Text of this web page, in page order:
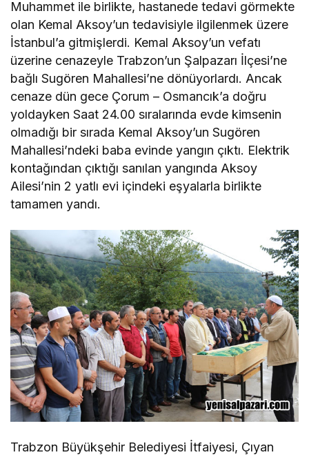
Muhammet ile birlikte, hastanede tedavi görmekte
olan Kemal Aksoy’un tedavisiyle ilgilenmek üzere
İstanbul’a gitmişlerdi. Kemal Aksoy’un vefatı
üzerine cenazeyle Trabzon’un Şalpazarı İlçesi’ne
bağlı Sugören Mahallesi’ne dönüyorlardı. Ancak
cenaze dün gece Çorum – Osmancık’a doğru
yoldayken Saat 24.00 sıralarında evde kimsenin
olmadığı bir sırada Kemal Aksoy’un Sugören
Mahallesi’ndeki baba evinde yangın çıktı. Elektrik
kontağından çıktığı sanılan yangında Aksoy
Ailesi’nin 2 yatlı evi içindeki eşyalarla birlikte
tamamen yandı.
Trabzon Büyükşehir Belediyesi İtfaiyesi, Çıyan